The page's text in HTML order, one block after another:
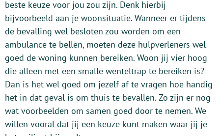
beste keuze voor jou zou zijn. Denk hierbij
bijvoorbeeld aan je woonsituatie. Wanneer er tijdens
de bevalling wel besloten zou worden om een
ambulance te bellen, moeten deze hulpverleners wel
goed de woning kunnen bereiken. Woon jij vier hoog
die alleen met een smalle wenteltrap te bereiken is?
Dan is het wel goed om jezelf af te vragen hoe handig
het in dat geval is om thuis te bevallen. Zo zijn er nog
wat voorbeelden om samen goed door te nemen. We
willen vooral dat jij een keuze kunt maken waar jij je